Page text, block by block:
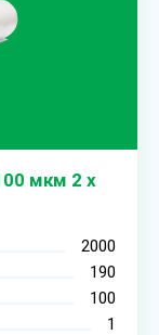
мкм 2 х
2000
190
100
1